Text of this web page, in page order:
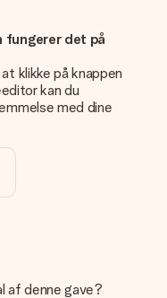
fungerer det på
klikke på knappen
kan du
med dine
personliggørelse
den rigtige kvalitet?
med din gave. Derfor
af denne gave?